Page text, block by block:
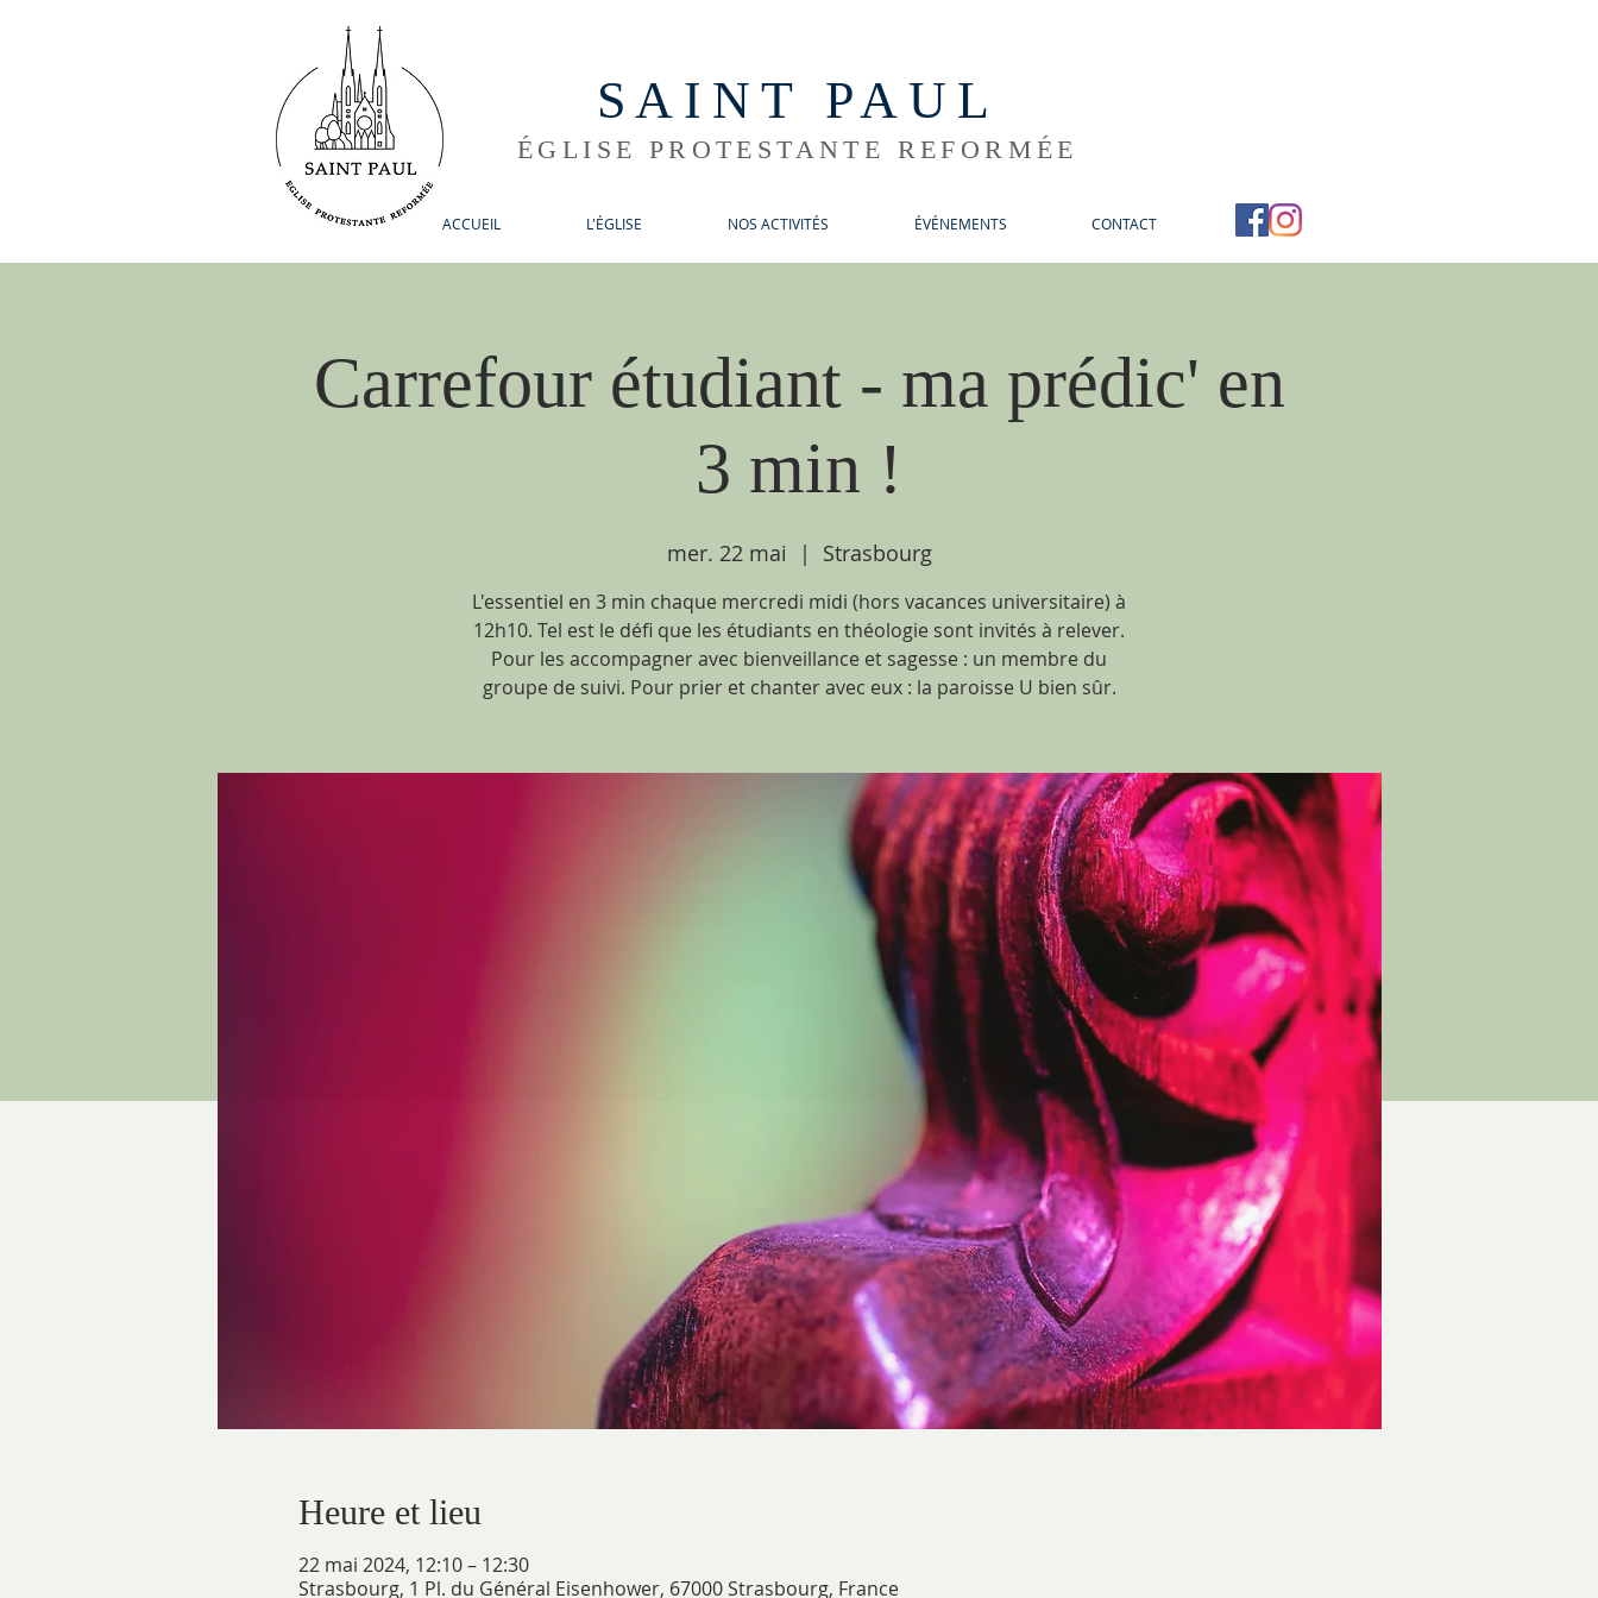
SAINT PAUL
ÉGLISE PROTESTANTE REFORMÉE
ACCUEIL L'ÉGLISE NOS ACTIVITÉS ÉVÉNEMENTS CONTACT
Carrefour étudiant - ma prédic' en
3 min !
mer. 22 mai
  |
Strasbourg
L'essentiel en 3 min chaque mercredi midi (hors vacances universitaire) à
12h10. Tel est le défi que les étudiants en théologie sont invités à relever.
Pour les accompagner avec bienveillance et sagesse : un membre du
groupe de suivi. Pour prier et chanter avec eux : la paroisse U bien sûr.
Heure et lieu
22 mai 2024, 12:10 – 12:30
Strasbourg, 1 Pl. du Général Eisenhower, 67000 Strasbourg, France